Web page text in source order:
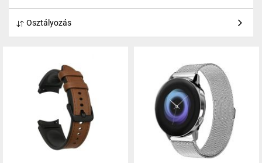
Osztályozás